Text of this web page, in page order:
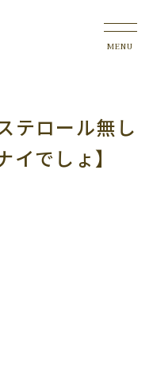
テロール無し
でしょ】